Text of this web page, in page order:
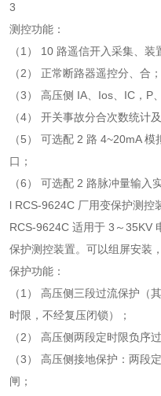
3
测控功能：
（1） 10 路遥信开入采集、装
（2） 正常断路器遥控分、合；
（3） 高压侧 IA、Ios、IC，P
（4） 开关事故分合次数统计
（5） 可选配 2 路 4~20mA
口；
（6） 可选配 2 路脉冲量输入
l RCS-9624C 厂用变保护测控
RCS-9624C 适用于 3～35KV
保护测控装置。可以组屏安装
保护功能：
（1） 高压侧三段过流保护（
时限，不经复压闭锁）；
（2） 高压侧两段定时限负序
（3） 高压侧接地保护：两段
闸；